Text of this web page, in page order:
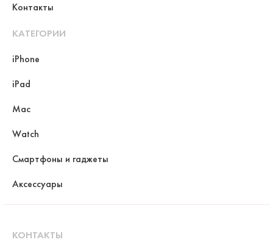
Контакты
КАТЕГОРИИ
iPhone
iPad
Mac
Watch
Смартфоны и гаджеты
Аксессуары
КОНТАКТЫ